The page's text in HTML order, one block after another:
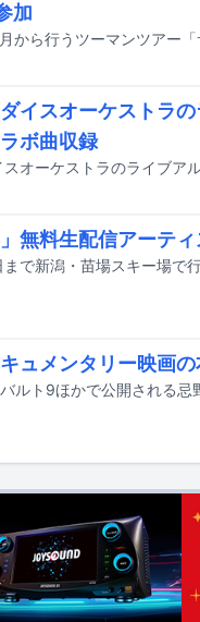
加
イスオーケストラ
ボ曲収録
」無料生配信アーテ
ュメンタリー映画